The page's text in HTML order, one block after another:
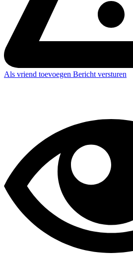
Als vriend toevoegen Bericht versturen